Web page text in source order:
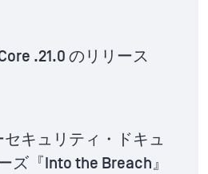
.21.0 のリリース
セキュリティ・ドキュ
ズ『Into the Breach』